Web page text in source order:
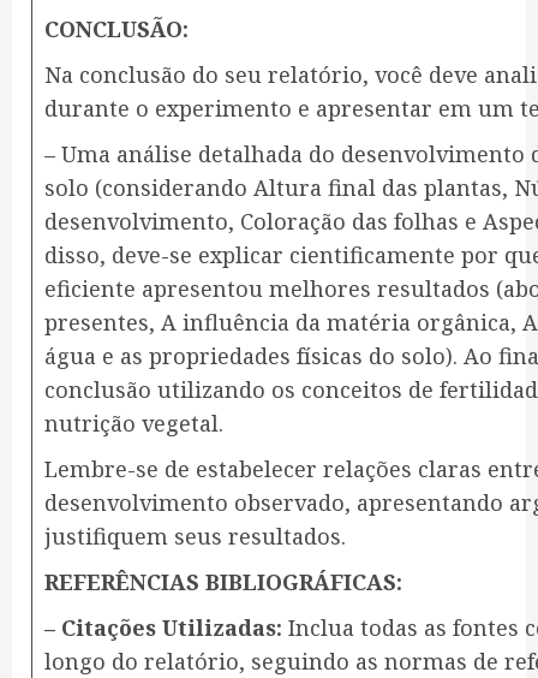
CONCLUSÃO:
Na conclusão do seu relatório, você deve
durante o experimento e apresentar em um
– Uma análise detalhada do desenvolvimento
solo (considerando Altura final das plantas,
desenvolvimento, Coloração das folhas e
disso, deve-se explicar cientificamente por
eficiente apresentou melhores resultados
presentes, A influência da matéria orgânica,
água e as propriedades físicas do solo). Ao
conclusão utilizando os conceitos de
nutrição vegetal.
Lembre-se de estabelecer relações claras
desenvolvimento observado, apresentando
justifiquem seus resultados.
REFERÊNCIAS BIBLIOGRÁFICAS:
– Citações Utilizadas: Inclua todas as fontes
longo do relatório, seguindo as normas de